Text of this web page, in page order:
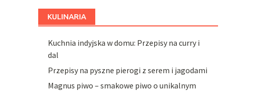
KULINARIA
Kuchnia indyjska w domu: Przepisy na curry i
dal
Przepisy na pyszne pierogi z serem i jagodami
Magnus piwo – smakowe piwo o unikalnym